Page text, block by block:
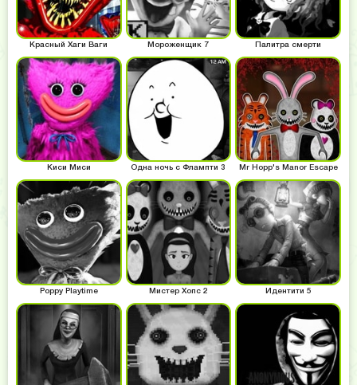
Красный Хаги Ваги Мороженщик 7 Палитра смерти
Киси Миси Одна ночь с Флампти 3 Mr Hopp's Manor Escape
Poppy Playtime Мистер Хопс 2 Идентити 5